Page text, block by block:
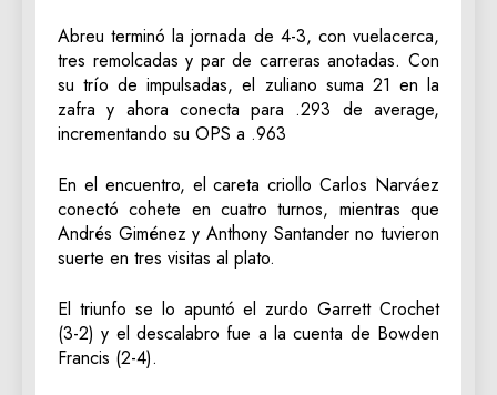
Abreu terminó la jornada de 4-3, con vuelacerca,
tres remolcadas y par de carreras anotadas. Con
su trío de impulsadas, el zuliano suma 21 en la
zafra y ahora conecta para .293 de average,
incrementando su OPS a .963
En el encuentro, el careta criollo Carlos Narváez
conectó cohete en cuatro turnos, mientras que
Andrés Giménez y Anthony Santander no tuvieron
suerte en tres visitas al plato.
El triunfo se lo apuntó el zurdo Garrett Crochet
(3-2) y el descalabro fue a la cuenta de Bowden
Francis (2-4).